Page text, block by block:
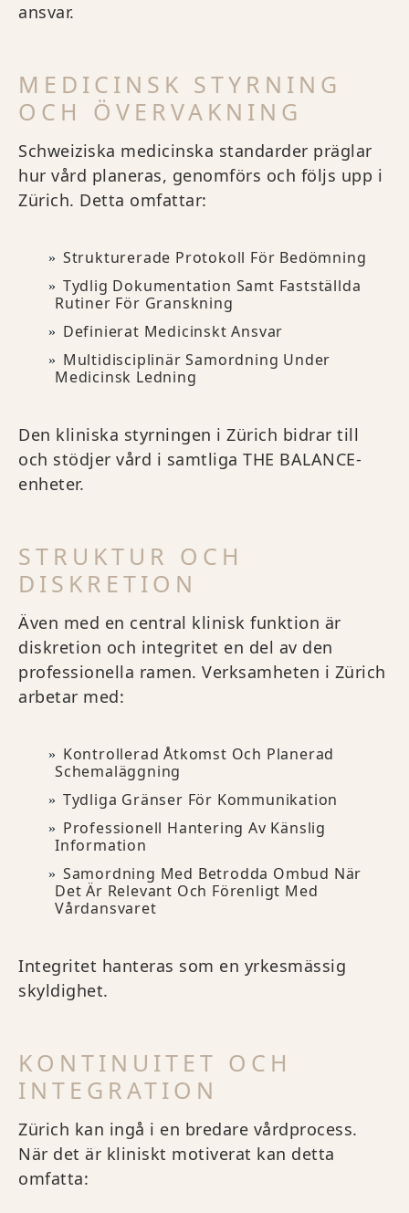
ansvar.
MEDICINSK STYRNING
OCH ÖVERVAKNING
Schweiziska medicinska standarder präglar
hur vård planeras, genomförs och följs upp i
Zürich. Detta omfattar:
Strukturerade Protokoll För Bedömning
Tydlig Dokumentation Samt Fastställda
Rutiner För Granskning
Definierat Medicinskt Ansvar
Multidisciplinär Samordning Under
Medicinsk Ledning
Den kliniska styrningen i Zürich bidrar till
och stödjer vård i samtliga THE BALANCE-
enheter.
STRUKTUR OCH
DISKRETION
Även med en central klinisk funktion är
diskretion och integritet en del av den
professionella ramen. Verksamheten i Zürich
arbetar med:
Kontrollerad Åtkomst Och Planerad
Schemaläggning
Tydliga Gränser För Kommunikation
Professionell Hantering Av Känslig
Information
Samordning Med Betrodda Ombud När
Det Är Relevant Och Förenligt Med
Vårdansvaret
Integritet hanteras som en yrkesmässig
skyldighet.
KONTINUITET OCH
INTEGRATION
Zürich kan ingå i en bredare vårdprocess.
När det är kliniskt motiverat kan detta
omfatta: